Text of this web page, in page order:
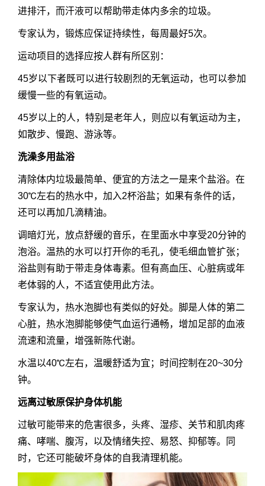
进排汗，而汗液可以帮助带走体内多余的垃圾。
专家认为，锻炼应保证持续性，每周最好5次。
运动项目的选择应按人群有所区别：
45岁以下者既可以进行较剧烈的无氧运动，也可以参加
缓慢一些的有氧运动。
45岁以上的人，特别是老年人，则应以有氧运动为主，
如散步、慢跑、游泳等。
洗澡多用盐浴
清除体内垃圾最简单、便宜的方法之一是来个盐浴。在
30℃左右的热水中，加入2杯浴盐；如果有条件的话，
还可以再加几滴精油。
调暗灯光，放点舒缓的音乐，在里面水中享受20分钟的
泡浴。温热的水可以打开你的毛孔，使毛细血管扩张；
浴盐则有助于带走身体毒素。但有高血压、心脏病或年
老体弱的人，不适宜使用此方法。
专家认为，热水泡脚也有类似的好处。脚是人体的第二
心脏，热水泡脚能够使气血运行通畅，增加足部的血液
流速和流量，增强新陈代谢。
水温以40℃左右，温暖舒适为宜；时间控制在20~30分
钟。
远离过敏原保护身体机能
过敏可能带来的危害很多，头疼、湿疹、关节和肌肉疼
痛、哮喘、腹泻，以及情绪失控、易怒、抑郁等。同
时，它还可能破坏身体的自我清理机能。